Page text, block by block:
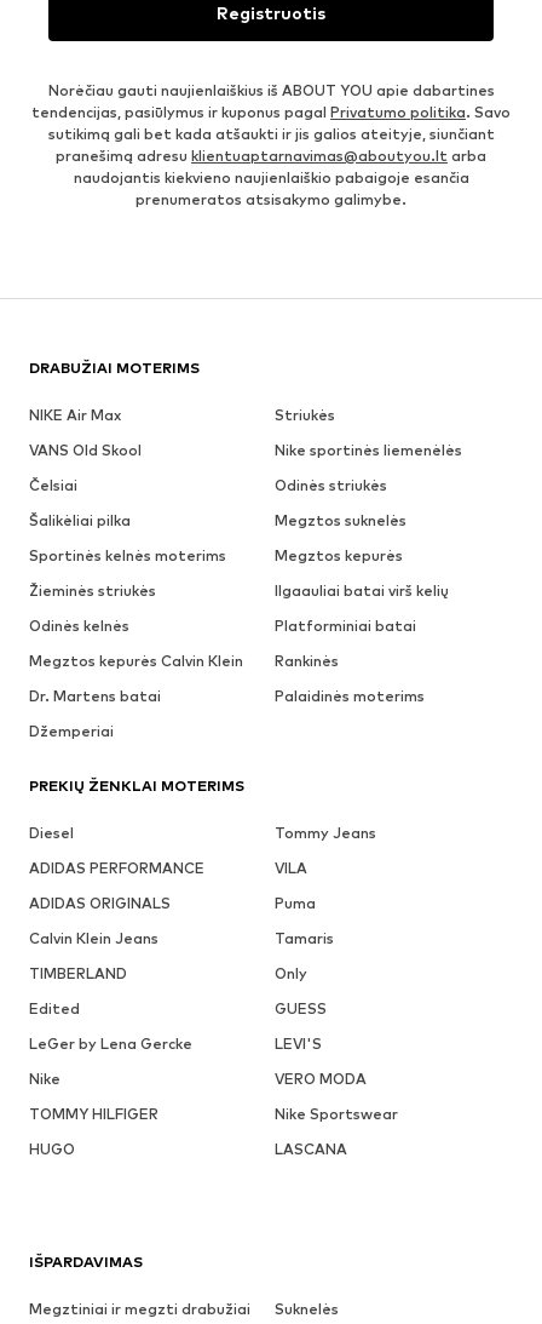
Registruotis
Norėčiau gauti naujienlaiškius iš ABOUT YOU apie dabartines
tendencijas, pasiūlymus ir kuponus pagal Privatumo politika. Savo
sutikimą gali bet kada atšaukti ir jis galios ateityje, siunčiant
pranešimą adresu klientuaptarnavimas@aboutyou.lt arba
naudojantis kiekvieno naujienlaiškio pabaigoje esančia
prenumeratos atsisakymo galimybe.
DRABUŽIAI MOTERIMS
NIKE Air Max
Striukės
VANS Old Skool
Nike sportinės liemenėlės
Čelsiai
Odinės striukės
Šalikėliai pilka
Megztos suknelės
Sportinės kelnės moterims
Megztos kepurės
Žieminės striukės
Ilgaauliai batai virš kelių
Odinės kelnės
Platforminiai batai
Megztos kepurės Calvin Klein
Rankinės
Dr. Martens batai
Palaidinės moterims
Džemperiai
PREKIŲ ŽENKLAI MOTERIMS
Diesel
Tommy Jeans
ADIDAS PERFORMANCE
VILA
ADIDAS ORIGINALS
Puma
Calvin Klein Jeans
Tamaris
TIMBERLAND
Only
Edited
GUESS
LeGer by Lena Gercke
LEVI'S
Nike
VERO MODA
TOMMY HILFIGER
Nike Sportswear
HUGO
LASCANA
IŠPARDAVIMAS
Megztiniai ir megzti drabužiai
Suknelės